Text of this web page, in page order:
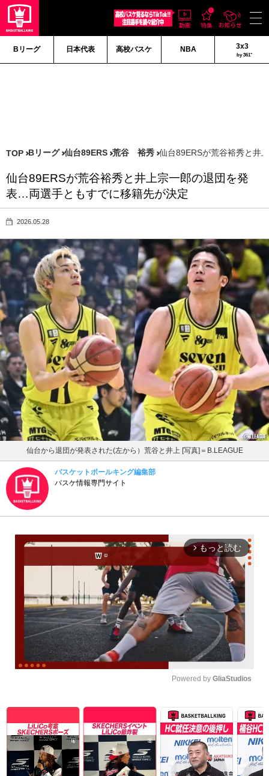
Bリーグ 日本代表 高校バスケ NBA 3x3
by 361°
TOP Bリーグ 仙台89ERS 荒谷 裕秀 仙台89ERSが荒谷裕秀と井
仙台89ERSが荒谷裕秀と井上宗一郎の退団を発
表…両選手ともすでに移籍先が決定
2026.05.28
仙台から退団が発表された(左から）荒谷と井上 [写真]＝B.LEAGUE
バスケットボールキング編集部
バスケ情報専門サイト
arrow_forward_ios もっと読む
Powered by GliaStudios